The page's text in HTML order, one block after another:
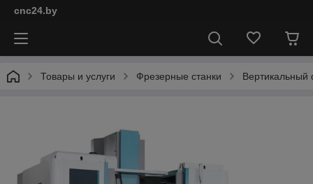
cnc24.by
Товары и услуги Фрезерные станки